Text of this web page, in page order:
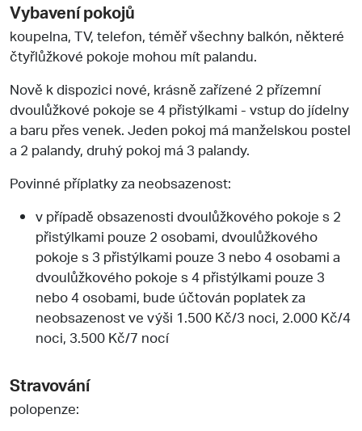
Vybavení pokojů
koupelna, TV, telefon, téměř všechny balkón, některé
čtyřlůžkové pokoje mohou mít palandu.
Nově k dispozici nové, krásně zařízené 2 přízemní
dvoulůžkové pokoje se 4 přistýlkami - vstup do jídelny
a baru přes venek. Jeden pokoj má manželskou postel
a 2 palandy, druhý pokoj má 3 palandy.
Povinné příplatky za neobsazenost:
v případě obsazenosti dvoulůžkového pokoje s 2
přistýlkami pouze 2 osobami, dvoulůžkového
pokoje s 3 přistýlkami pouze 3 nebo 4 osobami a
dvoulůžkového pokoje s 4 přistýlkami pouze 3
nebo 4 osobami, bude účtován poplatek za
neobsazenost ve výši 1.500 Kč/3 noci, 2.000 Kč/4
noci, 3.500 Kč/7 nocí
Stravování
polopenze: